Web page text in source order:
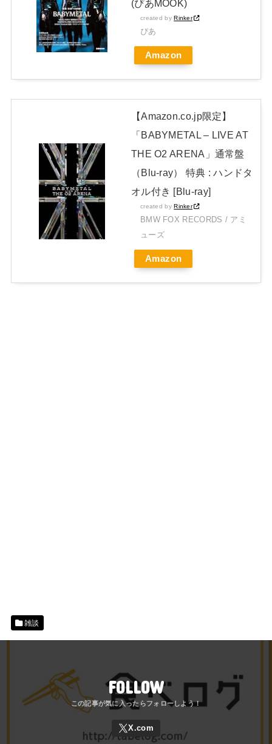
【BABYMETAL】METAL FORTH DELUXE JAPAN EDITION
開封レビュー!
(ぴあMOOK)
created byRinker
ぴあ
Amazon
【Amazon.co.jp限定】
「BABYMETAL – LIVE AT
THE O2 ARENA」通常盤
（Blu-ray） 特典 : ハンドタ
オル付き [Blu-ray]
created by Rinker
BMW FOX RECORDS / アミ
ューズ
Amazon
雑談
FOLLOW